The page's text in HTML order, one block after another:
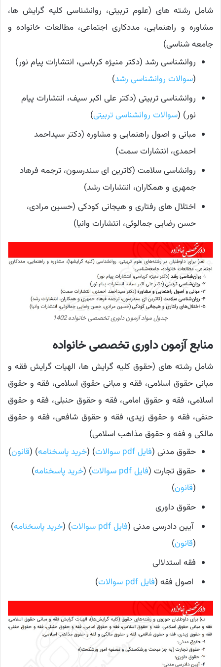
شامل رشته های (علوم تربیتی، روانشناسی کلیه گرایش ها،
مشاوره و راهنمایی، مددکاری اجتماعی، مطالعات خانواده و
جامعه شناسی)
روانشناسی رشد (دکتر منیژه کرباسی، انتشارات پیام نور)
(سوالات روانشناسی رشد)
روانشناسی تربیتی (دکتر علی اکبر سیف، انتشارات پیام
نور) (سوالات روانشناسی تربیتی)
مبانی و اصول راهنمایی و مشاوره (دکتر سیداحمد
احمدی، انتشارات سمت)
روانشاسی سلامت (کاترین ای سندرسون، ترجمه فرهاد
جمهری و همکاران، انتشارات رشد)
اختلال های رفتاری و هیجانی کودکی (حسین مرادی،
حسن رضایی جمالوئی، انتشارات وانیا)
جدول مواد آزمون داوری تخصصی خانواده 1402
منابع آزمون داوری تخصصی خانواده
شامل رشته های (حقوق کلیه گرایش ها، الهیات گرایش فقه و
مبانی حقوق اسلامی، فقه و مبانی حقوق اسلامی، فقه و حقوق
اسلامی، فقه و حقوق امامی، فقه و حقوق حنبلی، فقه و حقوق
حنفی، فقه و حقوق زیدی، فقه و حقوق شافعی، فقه و حقوق
مالکی و ففه و حقوق مذاهب اسلامی)
حقوق مدنی (فایل pdf سوالات ) (خرید پاسخنامه) (قانون)
حقوق تجارت (فایل pdf سوالات ) (خرید پاسخنامه)
(قانون)
حقوق داوری
آیین دادرسی مدنی (فایل pdf سوالات ) (خرید پاسخنامه)
(قانون)
فقه استدلالی
اصول فقه (فایل pdf سوالات )